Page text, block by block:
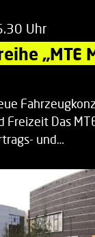
Uhr
„MTE
Freizeit Das
und…